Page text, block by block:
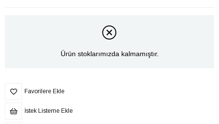
Ürün stoklarımızda kalmamıştır.
Favorilere Ekle
İstek Listeme Ekle